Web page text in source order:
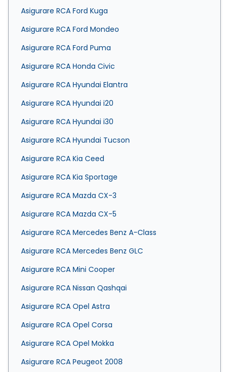
Asigurare RCA Ford Kuga
Asigurare RCA Ford Mondeo
Asigurare RCA Ford Puma
Asigurare RCA Honda Civic
Asigurare RCA Hyundai Elantra
Asigurare RCA Hyundai i20
Asigurare RCA Hyundai i30
Asigurare RCA Hyundai Tucson
Asigurare RCA Kia Ceed
Asigurare RCA Kia Sportage
Asigurare RCA Mazda CX-3
Asigurare RCA Mazda CX-5
Asigurare RCA Mercedes Benz A-Class
Asigurare RCA Mercedes Benz GLC
Asigurare RCA Mini Cooper
Asigurare RCA Nissan Qashqai
Asigurare RCA Opel Astra
Asigurare RCA Opel Corsa
Asigurare RCA Opel Mokka
Asigurare RCA Peugeot 2008